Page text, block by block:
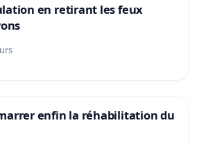
en retirant les feux
enfin la réhabilitation du